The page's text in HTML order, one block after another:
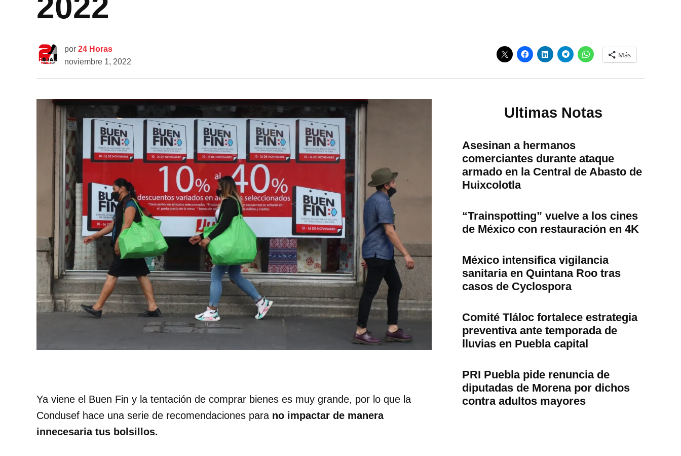
por 24 Horas
noviembre 1, 2022
Más
Ya viene el Buen Fin y la tentación de comprar bienes es muy grande, por lo que la
Condusef hace una serie de recomendaciones para no impactar de manera
innecesaria tus bolsillos.
Ultimas Notas
Asesinan a hermanos
comerciantes durante ataque
armado en la Central de Abasto de
Huixcolotla
“Trainspotting” vuelve a los cines
de México con restauración en 4K
México intensifica vigilancia
sanitaria en Quintana Roo tras
casos de Cyclospora
Comité Tláloc fortalece estrategia
preventiva ante temporada de
lluvias en Puebla capital
PRI Puebla pide renuncia de
diputadas de Morena por dichos
contra adultos mayores